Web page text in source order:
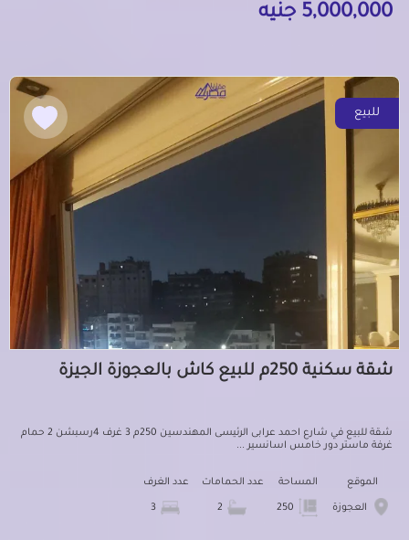
5,000,000 جنيه
للبيع
شقة سكنية 250م للبيع كاش بالعجوزة الجيزة
شقة للبيع في شارع احمد عرابى الرئيسى المهندسين 250م 3 غرف 4رسبشن 2 حمام
غرفة ماستر دور خامس اسانسير ...
الموقع
العجوزة
المساحة عدد الحمامات عدد الغرف